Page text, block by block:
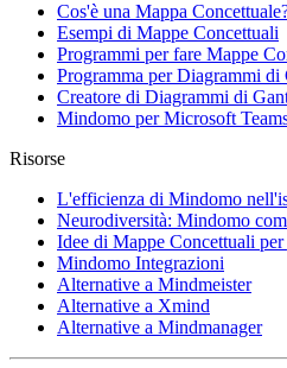
Cos'è una Mappa
Esempi di Mappe Concettuali
Programmi per fare Mappe
Programma per Diagrammi di
Creatore di Diagrammi di
Mindomo per Microsoft
Risorse
L'efficienza di Mindomo
Neurodiversità: Mindomo
Idee di Mappe Concettuali
Mindomo Integrazioni
Alternative a Mindmeister
Alternative a Xmind
Alternative a Mindmanager